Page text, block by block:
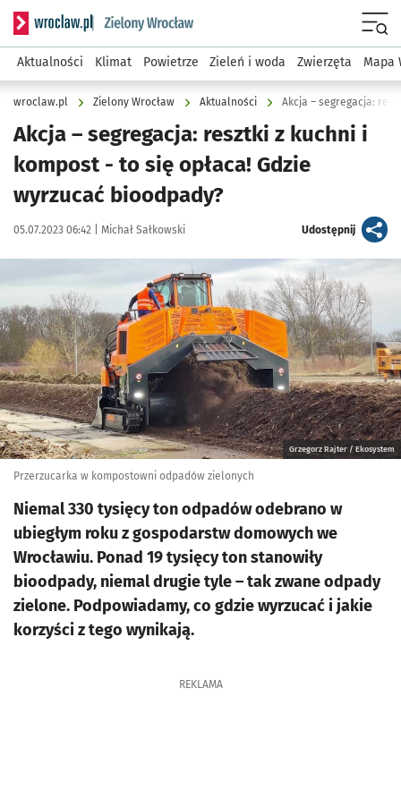
Serwis informacyjny wroclaw.pl podserwis: Środowisko we
Aktualności Klimat Powietrze Zieleń i woda Zwierzęta Mapa
wroclaw.pl Zielony Wrocław Aktualności
Akcja – segregacja: resztki z kuchni i
kompost - to się opłaca! Gdzie
wyrzucać bioodpady?
Data publikacji:
05.07.2023 06:42 | Autor:
Michał Sałkowski Udostępnijartykuł
Grzegorz Rajter / Ekosystem
Przerzucarka w kompostowni odpadów zielonych
Niemal 330 tysięcy ton odpadów odebrano w
ubiegłym roku z gospodarstw domowych we
Wrocławiu. Ponad 19 tysięcy ton stanowiły
bioodpady, niemal drugie tyle – tak zwane odpady
zielone. Podpowiadamy, co gdzie wyrzucać i jakie
korzyści z tego wynikają.
REKLAMA